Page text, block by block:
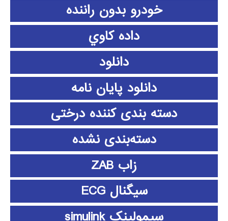
خودرو بدون راننده
داده كاوي
دانلود
دانلود پايان نامه
دسته بندی کننده درختی
دسته‌بندی نشده
زاب ZAB
سیگنال ECG
سیمولینک simulink